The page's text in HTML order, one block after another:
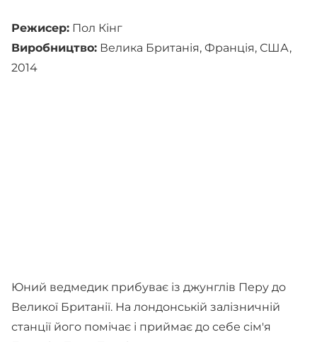
Режисер: Пол Кінг
Виробництво: Велика Британія, Франція, США,
2014
Юний ведмедик прибуває із джунглів Перу до
Великої Британії. На лондонській залізничній
станції його помічає і приймає до себе сім'я